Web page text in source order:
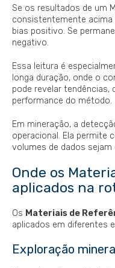
Se os resultados de um
consistentemente acima
bias positivo. Se
negativo.
Essa leitura é
longa duração, onde o
pode revelar tendências,
performance do método.
Em mineração, a
operacional. Ela permite
volumes de dados
Onde os
aplicados na
Os Materiais de
aplicados em diferentes
Exploração